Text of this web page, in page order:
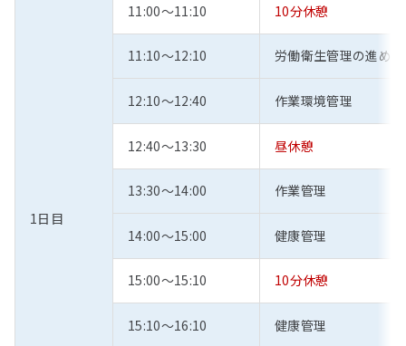
1日目
11:00～11:10 10分休憩
11:10～12:10 労働衛生管理の進め方
12:10～12:40 作業環境管理
12:40～13:30 昼休憩
13:30～14:00 作業管理
14:00～15:00 健康管理
15:00～15:10 10分休憩
15:10～16:10 健康管理